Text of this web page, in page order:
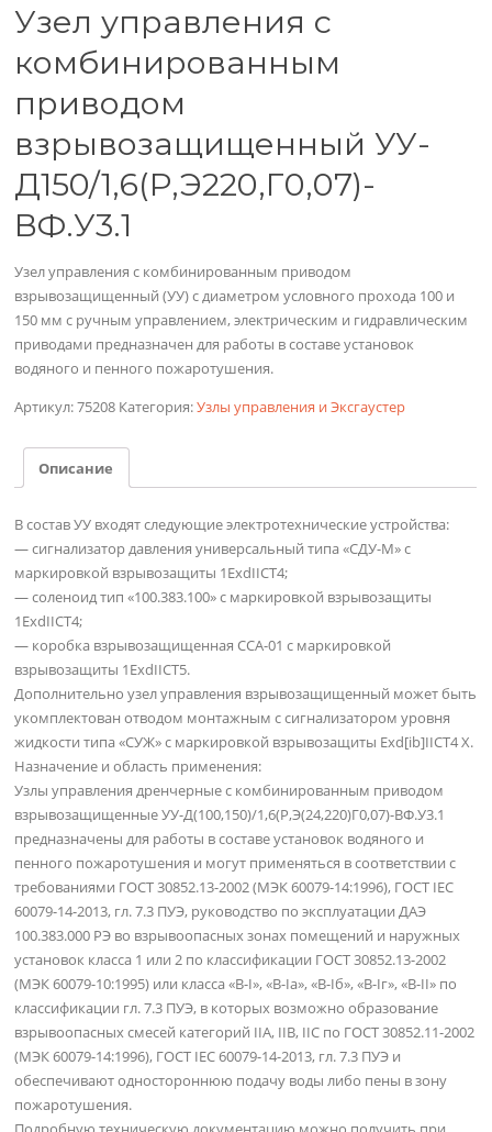
Узел управления с
комбинированным
приводом
взрывозащищенный УУ-
Д150/1,6(Р,Э220,Г0,07)-
ВФ.У3.1
Узел управления с комбинированным приводом
взрывозащищенный (УУ) с диаметром условного прохода 100 и
150 мм с ручным управлением, электрическим и гидравлическим
приводами предназначен для работы в составе установок
водяного и пенного пожаротушения.
Артикул:75208 Категория:Узлы управления и Эксгаустер
Описание
В состав УУ входят следующие электротехнические устройства:
— сигнализатор давления универсальный типа «СДУ-М» с
маркировкой взрывозащиты 1ExdIICT4;
— соленоид тип «100.383.100» с маркировкой взрывозащиты
1ExdIICT4;
— коробка взрывозащищенная ССА-01 с маркировкой
взрывозащиты 1ExdIICT5.
Дополнительно узел управления взрывозащищенный может быть
укомплектован отводом монтажным с сигнализатором уровня
жидкости типа «СУЖ» с маркировкой взрывозащиты Exd[ib]IICT4 Х.
Назначение и область применения:
Узлы управления дренчерные с комбинированным приводом
взрывозащищенные УУ-Д(100,150)/1,6(Р,Э(24,220)Г0,07)-ВФ.У3.1
предназначены для работы в составе установок водяного и
пенного пожаротушения и могут применяться в соответствии с
требованиями ГОСТ 30852.13-2002 (МЭК 60079-14:1996), ГОСТ IEC
60079-14-2013, гл. 7.3 ПУЭ, руководство по эксплуатации ДАЭ
100.383.000 РЭ во взрывоопасных зонах помещений и наружных
установок класса 1 или 2 по классификации ГОСТ 30852.13-2002
(МЭК 60079-10:1995) или класса «В-I», «B-Ia», «В-Iб», «В-Iг», «В-II» по
классификации гл. 7.3 ПУЭ, в которых возможно образование
взрывоопасных смесей категорий IIА, IIВ, IIС по ГОСТ 30852.11-2002
(МЭК 60079-14:1996), ГОСТ IEC 60079-14-2013, гл. 7.3 ПУЭ и
обеспечивают одностороннюю подачу воды либо пены в зону
пожаротушения.